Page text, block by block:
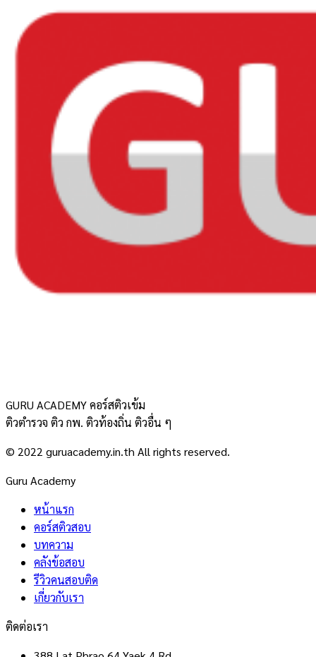
GURU ACADEMY คอร์สติวเข้ม
ติวตำรวจ ติว กพ. ติวท้องถิ่น ติวอื่น ๆ
© 2022 guruacademy.in.th All rights reserved.
Guru Academy
หน้าแรก
คอร์สติวสอบ
บทความ
คลังข้อสอบ
รีวิวคนสอบติด
เกี่ยวกับเรา
ติดต่อเรา